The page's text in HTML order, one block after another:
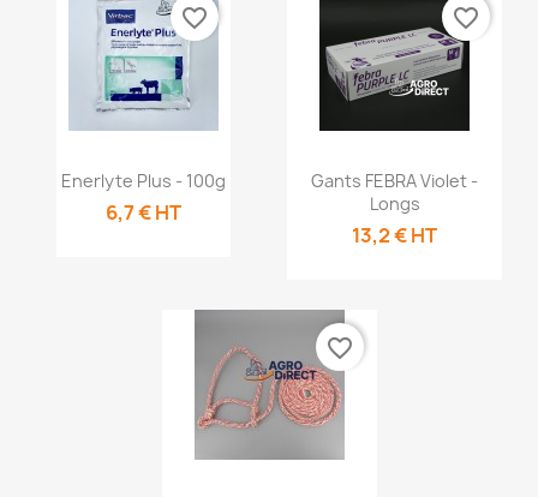
Enerlyte Plus - 100g
6,7 € HT
favorite_border
Gants FEBRA Violet -
Longs
13,2 € HT
favorite_border
favorite_border